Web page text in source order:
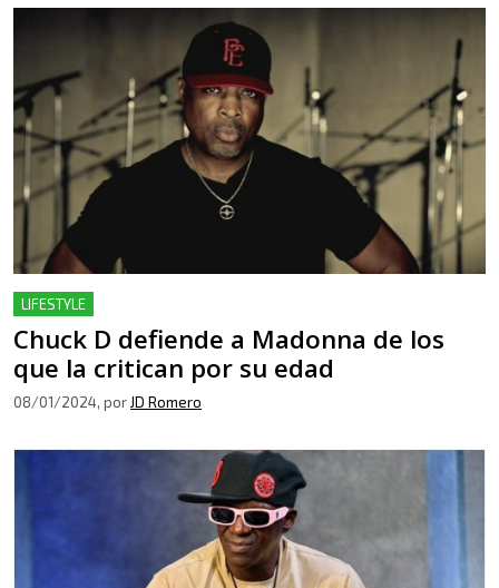
LIFESTYLE
Chuck D defiende a Madonna de los
que la critican por su edad
08/01/2024, por JD Romero